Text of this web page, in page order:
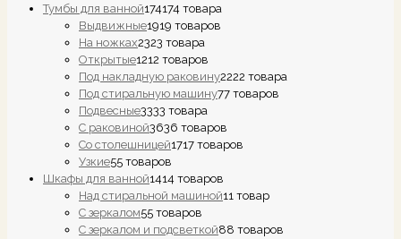
Тумбы для ванной174174 товара
Выдвижные1919 товаров
На ножках2323 товара
Открытые1212 товаров
Под накладную раковину2222 товара
Под стиральную машину77 товаров
Подвесные3333 товара
С раковиной3636 товаров
Со столешницей1717 товаров
Узкие55 товаров
Шкафы для ванной1414 товаров
Над стиральной машиной11 товар
С зеркалом55 товаров
С зеркалом и подсветкой88 товаров